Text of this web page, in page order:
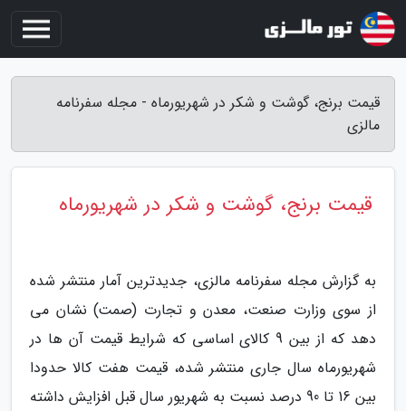
قیمت برنج، گوشت و شکر در شهریورماه - مجله سفرنامه
مالزی
قیمت برنج، گوشت و شکر در شهریورماه
به گزارش مجله سفرنامه مالزی، جدیدترین آمار منتشر شده
از سوی وزارت صنعت، معدن و تجارت (صمت) نشان می
دهد که از بین 9 کالای اساسی که شرایط قیمت آن ها در
شهریورماه سال جاری منتشر شده، قیمت هفت کالا حدودا
بین 16 تا 90 درصد نسبت به شهریور سال قبل افزایش داشته